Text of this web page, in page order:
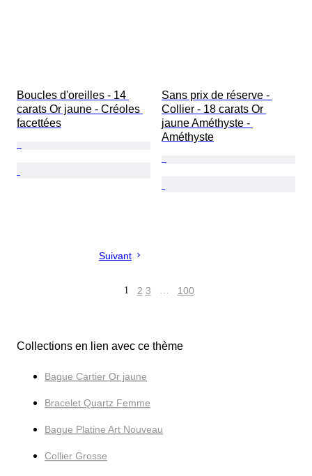
Boucles d'oreilles - 14
carats Or jaune - Créoles
facettées
Sans prix de réserve -
Collier - 18 carats Or
jaune Améthyste -
Améthyste
Suivant
1 2 3 … 100
Collections en lien avec ce thème
Bague Cartier Or jaune
Bracelet Quartz Femme
Bague Platine Art Nouveau
Collier Grosse